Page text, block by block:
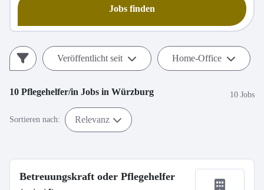
Jobs finden
Veröffentlicht seit Home-Office
10 Pflegehelfer/in Jobs in Würzburg 10 Jobs
Sortieren nach: Relevanz
Betreuungskraft oder Pflegehelfer